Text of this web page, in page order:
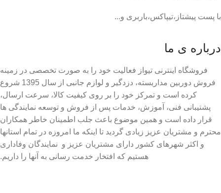
با پست پیشتاز،تیپاکس،باربری و...
درباره ی ما
فروشگاه اینترنی تیواز فعالیت خود را به صورت تخصصی در زمینه
فروش دوربین مداربسته، دزدگیر و لوازم جانبی از سال 1395 شروع
کرده است و تمرکز خود را بر روی کیفیت کالا، سرعت ارسال،
پشتیبانی فنی، آموزش، خدمات پس از فروش و توسعه نمایندگی ها
قرار داده است و همین موضوع باعث جلب اطمینان خاطر همکاران
محترم و مشتریان عزیز زیادی گردید تا اینکه ما امروزه در تمام استانها
و اکثر شهرهای کشور دارای مشتریان عزیز و نمایندگان وفاداری
هستیم که افتخار خدمت رسانی به آنها را داریم.